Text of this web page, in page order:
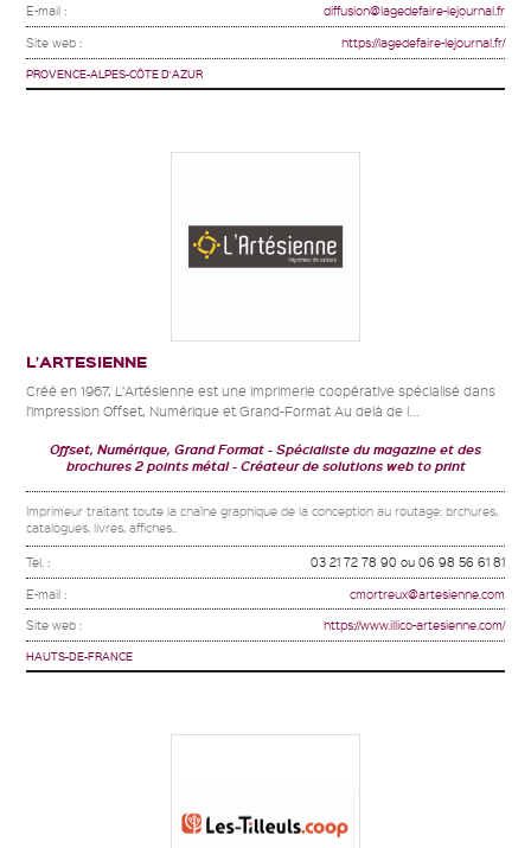
E-mail : diffusion@lagedefaire-lejournal.fr
Site web : https://lagedefaire-lejournal.fr/
PROVENCE-ALPES-CÔTE D'AZUR
L’ARTESIENNE
Créé en 1967, L’Artésienne est une imprimerie coopérative spécialisé dans
l’impression Offset, Numérique et Grand-Format Au delà de l...
Offset, Numérique, Grand Format
Spécialiste du magazine et des
brochures 2 points métal
Créateur de solutions web to print
Imprimeur traitant toute la chaîne graphique de la conception au routage: brchures,
catalogues, livres, affiches..
Tel. : 03 21 72 78 90 ou 06 98 56 61 81
E-mail : cmortreux@artesienne.com
Site web : https://www.illico-artesienne.com/
HAUTS-DE-FRANCE